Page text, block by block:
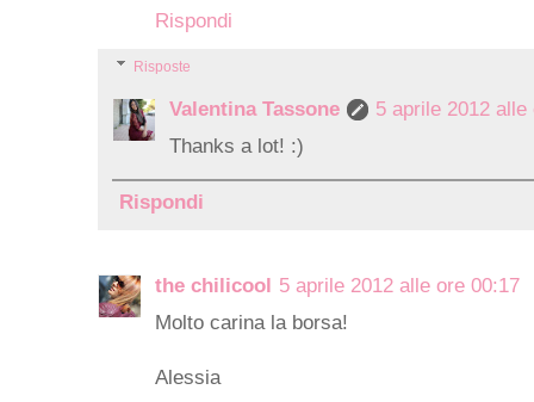
Rispondi
Risposte
Valentina Tassone
5 aprile 2012 alle
Thanks a lot! :)
Rispondi
the chilicool 5 aprile 2012 alle ore 00:17
Molto carina la borsa!
Alessia